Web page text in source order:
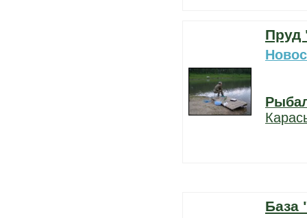
Пруд
База